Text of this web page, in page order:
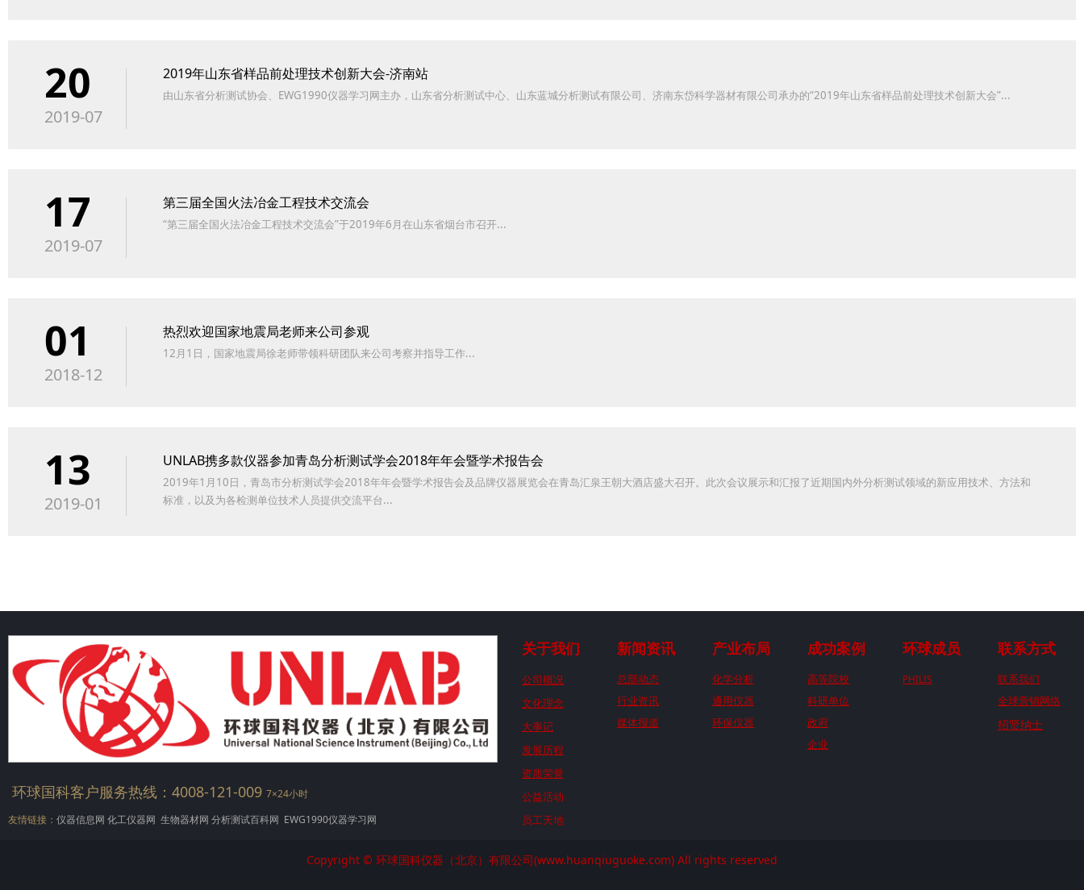
20
2019-07
2019年山东省样品前处理技术创新大会-济南站
由山东省分析测试协会、EWG1990仪器学习网主办，山东省分析测试中心、⼭东蓝城分析测试有限公司、济南东岱科学器材有限公司承办的“2019年山东省样品前处理技术创新大会”...
17
2019-07
第三届全国火法冶金工程技术交流会
“第三届全国火法冶金工程技术交流会”于2019年6月在山东省烟台市召开...
01
2018-12
热烈欢迎国家地震局老师来公司参观
12月1日，国家地震局徐老师带领科研团队来公司考察并指导工作...
13
2019-01
UNLAB携多款仪器参加青岛分析测试学会2018年年会暨学术报告会
2019年1月10日，青岛市分析测试学会2018年年会暨学术报告会及品牌仪器展览会在青岛汇泉王朝大酒店盛大召开。此次会议展示和汇报了近期国内外分析测试领域的新应用技术、方法和
标准，以及为各检测单位技术人员提供交流平台...
环球国科客户服务热线：4008-121-009 7×24小时
友情链接： 仪器信息网 化工仪器网 生物器材网 分析测试百科网 EWG1990仪器学习网
关于我们
公司概况
文化理念
大事记
发展历程
资质荣誉
公益活动
员工天地
新闻资讯
总部动态
行业资讯
媒体报道
产业布局
化学分析
通用仪器
环保仪器
成功案例
高等院校
科研单位
政府
企业
环球成员
PHILIS
联系方式
联系我们
全球营销网络
招贤纳士
Copyright © 环球国科仪器（北京）有限公司(www.huanqiuguoke.com) All rights reserved